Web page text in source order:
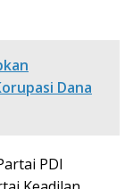
Dana
PDI